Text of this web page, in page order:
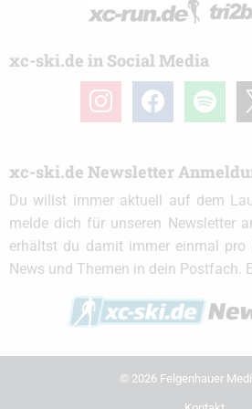
xc-ski.de in Social Media
instagramfacebook spotify
xc-ski.de Newsletter
Du willst immer aktuell auf dem
melde dich für unseren Newsletter
erhältst du damit immer einmal pro
News und Themen in dein Postfach.
© 2026 Felgenhauer